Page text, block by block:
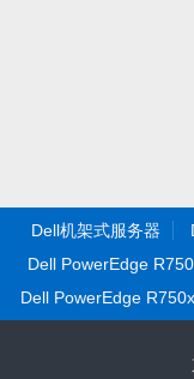
Dell机架式服务器
Dell PowerEdge
Dell PowerEdge